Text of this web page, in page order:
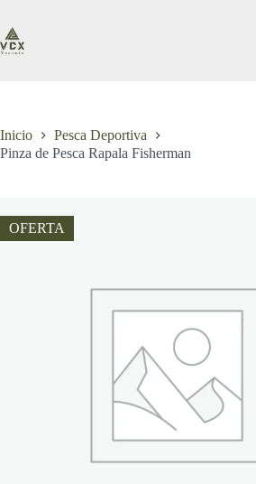
contenido
Inicio
Pesca Deportiva
Pinza de Pesca Rapala Fisherman
OFERTA